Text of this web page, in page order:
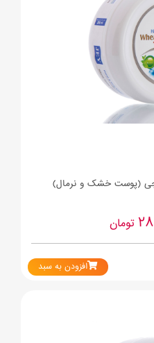
جی (پوست خشک و نرمال)
تومان
افزودن به سبد